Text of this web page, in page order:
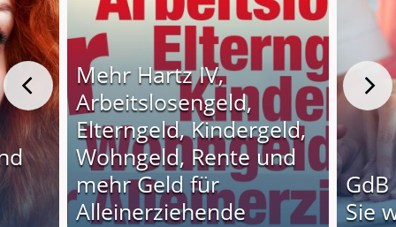
Mehr Hartz IV,
Arbeitslosengeld,
Elterngeld, Kindergeld,
Wohngeld, Rente und
mehr Geld für
Alleinerziehende
Sie